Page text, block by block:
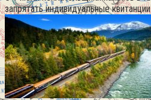
запрятать индивидуальные квитанции